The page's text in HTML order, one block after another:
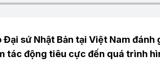
Đại sứ Nhật Bản tại Việt Nam
tác động tiêu cực đến quá trình